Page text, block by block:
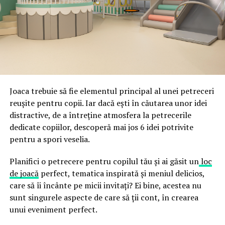
acestor decizii tehnice cu identitatea vizuală a unității,
astfel încât confortul și estetica să funcționeze
împreună, nu în tensiune una cu cealaltă, pe toată
durata de viață a amenajării, indiferent de câte sezoane
ceea ce crește riscul de email spoofing, phishing și
fraude care exploatează încrederea în brand.
Directoratul Național de Securitate Cibernetică (DNSC)
financiare. Instituția recomandă verificarea atentă a
sursei mesajelor și raportarea incidentelor la numărul
unic 1911.
Campaniile identificate în ultimele săptămâni folosesc
false de streaming, coduri QR malițioase și mesaje care
promit bilete, rambursări, premii sau acces gratuit la
meciuri. FBI a emis în luna mai un avertisment privind
site-urile care clonează platforma oficială prin
modificări minore ale denumirii domeniului, precum
Joaca trebuie să fie elementul principal al unei petreceri
reușite pentru copii. Iar dacă ești în căutarea unor idei
distractive, de a întreține atmosfera la petrecerile
dedicate copiilor, descoperă mai jos 6 idei potrivite
pentru a spori veselia.
Planifici o petrecere pentru copilul tău și ai găsit unloc
de joacăperfect, tematica inspirată și meniul delicios,
care să îi încânte pe micii invitați? Ei bine, acestea nu
sunt singurele aspecte de care să ții cont, în crearea
unui eveniment perfect.